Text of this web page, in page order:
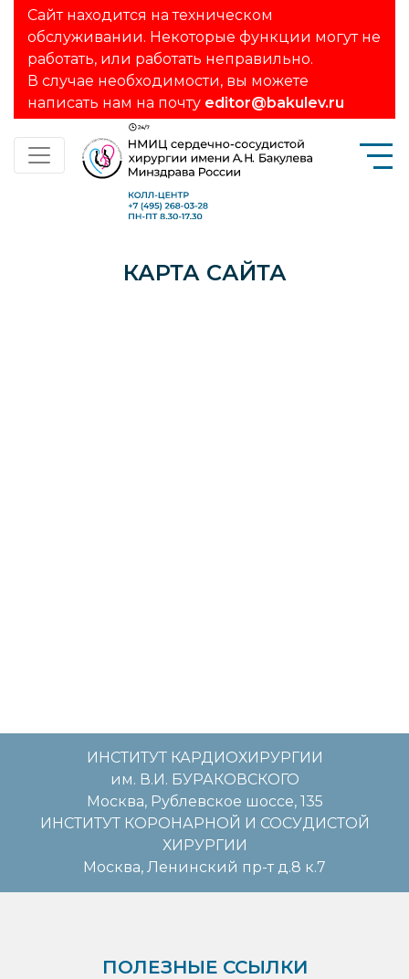
Сайт находится на техническом
обслуживании. Некоторые функции могут не
работать, или работать неправильно.
В случае необходимости, вы можете
написать нам на почту editor@bakulev.ru
КАРТА САЙТА
ИНСТИТУТ КАРДИОХИРУРГИИ
им. В.И. БУРАКОВСКОГО
Москва, Рублевское шоссе, 135
ИНСТИТУТ КОРОНАРНОЙ И СОСУДИСТОЙ
ХИРУРГИИ
Москва, Ленинский пр-т д.8 к.7
ПОЛЕЗНЫЕ ССЫЛКИ